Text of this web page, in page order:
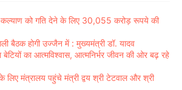
को गति देने के लिए 30,055 करोड़ रूपये की
बैठक होगी उज्जैन में : मुख्यमंत्री डॉ. यादव
का आत्मविश्वास, आत्मनिर्भर जीवन की ओर बढ़ रहे
मंत्रालय पहुंचे मंत्री द्वय श्री टेटवाल और श्री